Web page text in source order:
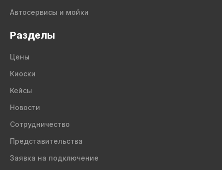
Автосервисы и мойки
Разделы
Цены
Киоски
Кейсы
Новости
Сотрудничество
Представительства
Заявка на подключение